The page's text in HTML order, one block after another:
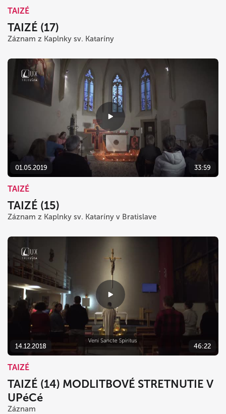
TAIZÉ
TAIZÉ (17)
Záznam z Kaplnky sv. Kataríny
01.05.2019 33:59
TAIZÉ
TAIZÉ (15)
Záznam z Kaplnky sv. Kataríny v Bratislave
14.12.2018 46:22
TAIZÉ
TAIZÉ (14) MODLITBOVÉ STRETNUTIE V
UPéCé
Záznam